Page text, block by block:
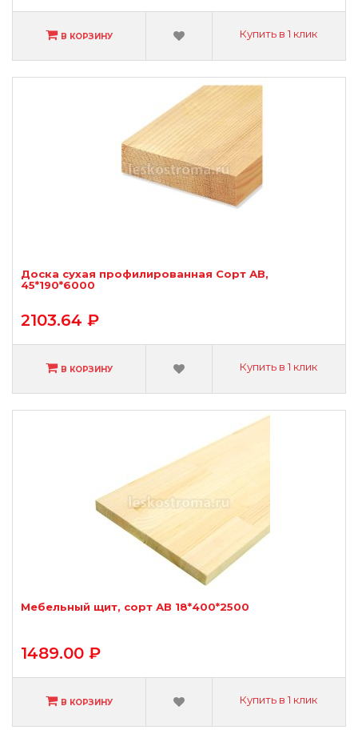
В КОРЗИНУ Купить в 1 клик
Доска сухая профилированная Сорт АВ,
45*190*6000
2103.64 ₽
В КОРЗИНУ Купить в 1 клик
Мебельный щит, сорт АВ 18*400*2500
1489.00 ₽
В КОРЗИНУ Купить в 1 клик